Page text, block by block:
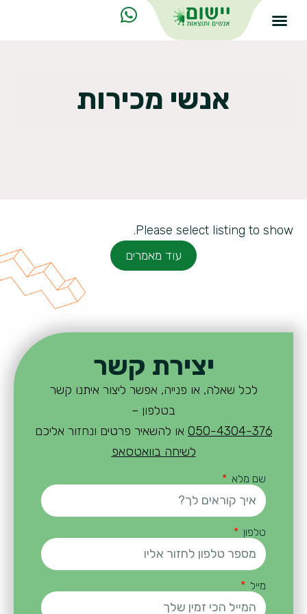
אנשי מכירות
Please select listing to show.
עוד מאמרים
יצירת קשר
לכל שאלה, או פנייה, אפשר ליצור איתנו קשר
בטלפון –
050-4304-376 או להשאיר פרטים ונחזור אליכם
לשיחה בוואטסאפ
שם מלא
טלפון
מייל